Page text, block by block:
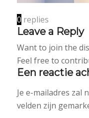
0 replies
Leave a Reply
Want to join the
Feel free to
Een reactie
Je e-mailadres zal
velden zijn